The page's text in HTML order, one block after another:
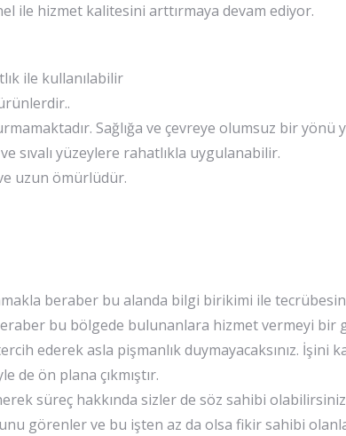
ile hizmet kalitesini arttırmaya devam ediyor.
ile kullanılabilir
Sağlığa ve çevreye olumsuz bir yönü
sıvalı yüzeylere rahatlıkla uygulanabilir.
uzun ömürlüdür.
beraber bu alanda bilgi birikimi ile
bu bölgede bulunanlara hizmet vermeyi bir
ederek asla pişmanlık duymayacaksınız. İşini
de ön plana çıkmıştır.
süreç hakkında sizler de söz sahibi
görenler ve bu işten az da olsa fikir sahibi